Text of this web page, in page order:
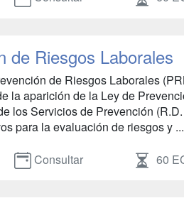
de Riesgos Laborales
de Riesgos Laborales
la aparición de la Ley de
los Servicios de Prevención
para la evaluación de riesgos y ...
Consultar 60